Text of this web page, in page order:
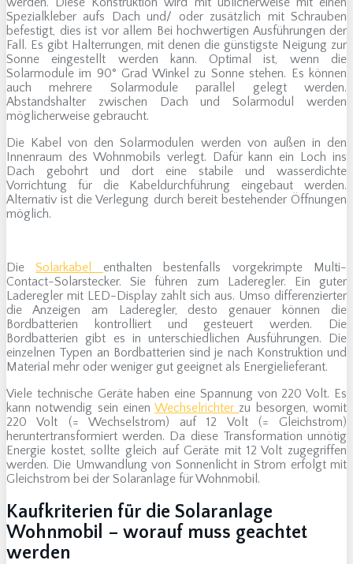
Spezialkleber aufs Dach und/ oder zusätzlich mit Schrauben
befestigt, dies ist vor allem Bei hochwertigen Ausführungen der
Fall. Es gibt Halterrungen, mit denen die günstigste Neigung zur
Sonne eingestellt werden kann. Optimal ist, wenn die
Solarmodule im 90° Grad Winkel zu Sonne stehen. Es können
auch mehrere Solarmodule parallel gelegt werden.
Abstandshalter zwischen Dach und Solarmodul werden
möglicherweise gebraucht.
Die Kabel von den Solarmodulen werden von außen in den
Innenraum des Wohnmobils verlegt. Dafür kann ein Loch ins
Dach gebohrt und dort eine stabile und wasserdichte
Vorrichtung für die Kabeldurchführung eingebaut werden.
Alternativ ist die Verlegung durch bereit bestehender Öffnungen
möglich.
DieSolarkabel enthalten bestenfalls vorgekrimpte Multi-
Contact-Solarstecker. Sie führen zum Laderegler. Ein guter
Laderegler mit LED-Display zahlt sich aus. Umso differenzierter
die Anzeigen am Laderegler, desto genauer können die
Bordbatterien kontrolliert und gesteuert werden. Die
Bordbatterien gibt es in unterschiedlichen Ausführungen. Die
einzelnen Typen an Bordbatterien sind je nach Konstruktion und
Material mehr oder weniger gut geeignet als Energielieferant.
Viele technische Geräte haben eine Spannung von 220 Volt. Es
kann notwendig sein einenWechselrichter zu besorgen, womit
220 Volt (= Wechselstrom) auf 12 Volt (= Gleichstrom)
heruntertransformiert werden. Da diese Transformation unnötig
Energie kostet, sollte gleich auf Geräte mit 12 Volt zugegriffen
werden. Die Umwandlung von Sonnenlicht in Strom erfolgt mit
Gleichstrom bei der Solaranlage für Wohnmobil.
Kaufkriterien für die Solaranlage
Wohnmobil – worauf muss geachtet
werden